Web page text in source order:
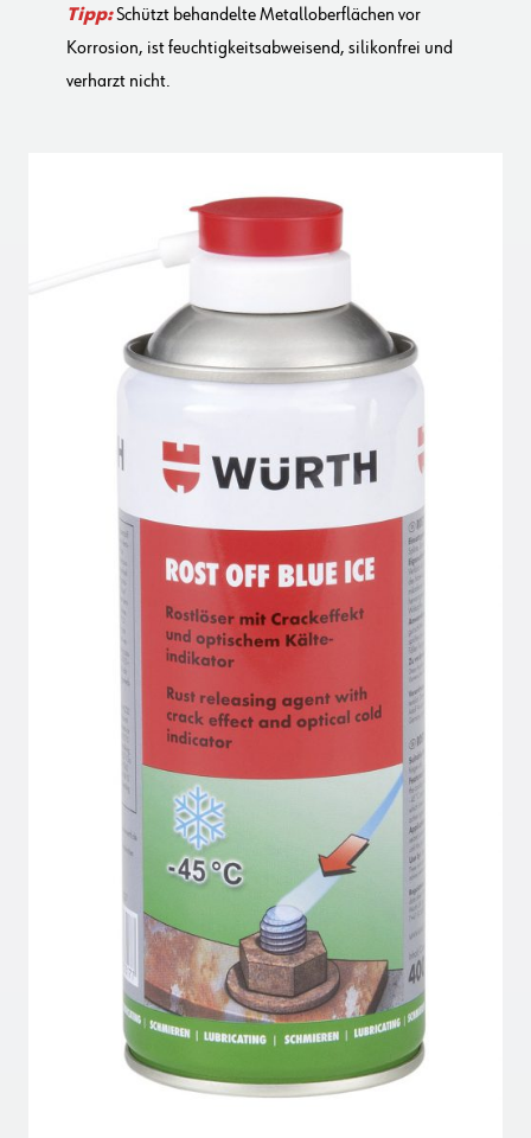
Tipp:Schützt behandelte Metalloberflächen vor
Korrosion, ist feuchtigkeitsabweisend, silikonfrei und
verharzt nicht.